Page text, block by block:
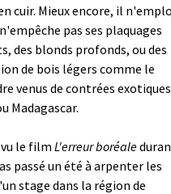
cuir. Mieux encore, il
pas ses plaquages
des blonds profonds, ou des
de bois légers comme le
venus de contrées exotiques
Madagascar.
le film L'erreur boréale
passé un été à arpenter les
stage dans la région de